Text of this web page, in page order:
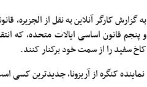
به گزارش کارگر آنلاین به نقل از
و پنجم قانون اساسی ایالات متحده، که
کاخ سفید را از سمت خود برکنار کنند.
نماینده کنگره از آریزونا، جدیدترین